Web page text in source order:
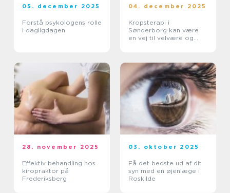
05. december 2025
Forstå psykologens rolle
i dagligdagen
04. december 2025
Kropsterapi i
Sønderborg kan være
en vej til velvære og
28. november 2025
Effektiv behandling hos
kiropraktor på
Frederiksberg
03. oktober 2025
Få det bedste ud af dit
syn med en øjenlæge i
Roskilde